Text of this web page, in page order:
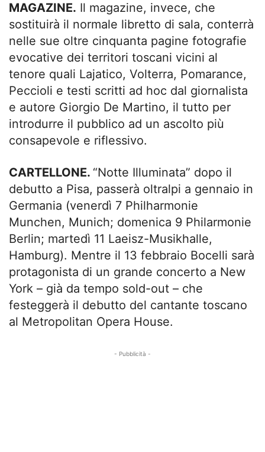
MAGAZINE. Il magazine, invece, che
sostituirà il normale libretto di sala, conterrà
nelle sue oltre cinquanta pagine fotografie
evocative dei territori toscani vicini al
tenore quali Lajatico, Volterra, Pomarance,
Peccioli e testi scritti ad hoc dal giornalista
e autore Giorgio De Martino, il tutto per
introdurre il pubblico ad un ascolto più
consapevole e riflessivo.
CARTELLONE. “Notte Illuminata” dopo il
debutto a Pisa, passerà oltralpi a gennaio in
Germania (venerdì 7 Philharmonie
Munchen, Munich; domenica 9 Philarmonie
Berlin; martedì 11 Laeisz-Musikhalle,
Hamburg). Mentre il 13 febbraio Bocelli sarà
protagonista di un grande concerto a New
York – già da tempo sold-out – che
festeggerà il debutto del cantante toscano
al Metropolitan Opera House.
- Pubblicità -